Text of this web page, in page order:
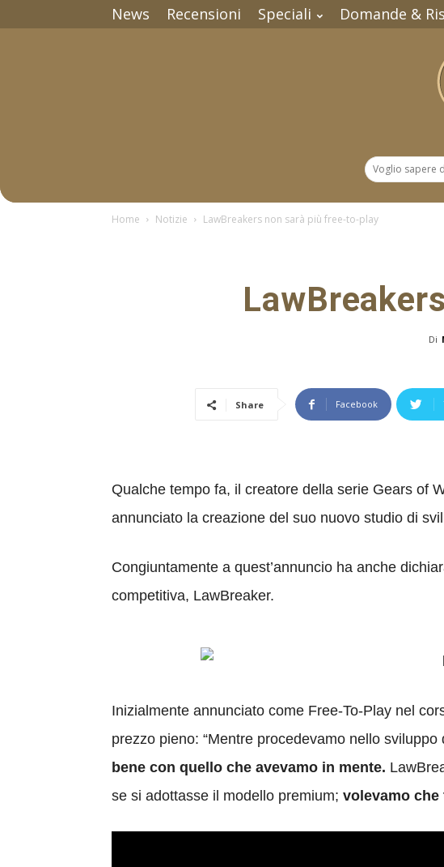
News Recensioni Speciali Domande &
Home Notizie LawBreakers non sarà più free-to-play
Di
Share Facebook
Qualche tempo fa, il creatore della serie Gears of
annunciato la creazione del suo nuovo studio di
Congiuntamente a quest’annuncio ha anche
competitiva, LawBreaker.
Inizialmente annunciato come Free-To-Play nel
prezzo pieno: “Mentre procedevamo nello
bene con quello che avevamo in mente.
se si adottasse il modello premium; volevamo